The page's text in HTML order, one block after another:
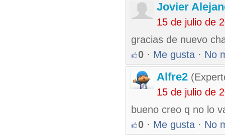
Jovier
15 de julio de
gracias de nuevo
0 · Me gusta · No
Alfre2
15 de julio de
bueno creo q no lo
0 · Me gusta · No